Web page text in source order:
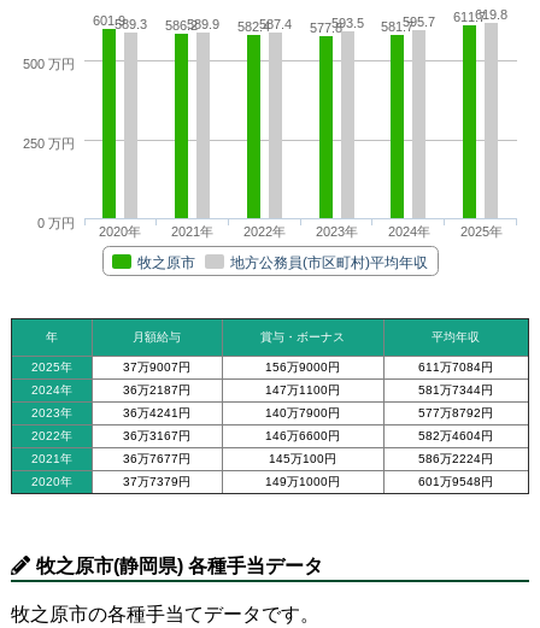
601.9 586.2 582.4 577.8 581.7
611.7
589.3 589.9 587.4 593.5 595.7 619.8
牧之原市 地方公務員(市区町村)平均年収
2020年 2021年 2022年 2023年 2024年 2025年
0 万円
250 万円
500 万円
年 月額給与 賞与・ボーナス 平均年収
2025年 37万9007円 156万9000円
611万7084円
2024年
36万2187円 147万1100円
581万7344円
2023年
36万4241円 140万7900円
577万8792円
2022年
36万3167円 146万6600円
582万4604円
2021年
36万7677円 145万100円
586万2224円
2020年
37万7379円 149万1000円 601万9548円
牧之原市(静岡県) 各種手当データ
牧之原市の各種手当てデータです。